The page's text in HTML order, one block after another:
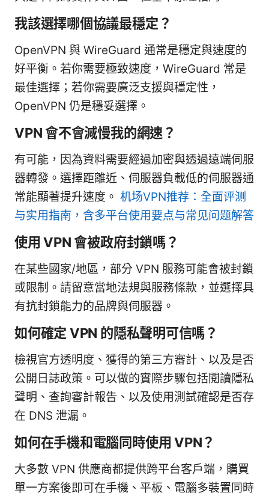
我該選擇哪個協議最穩定？
OpenVPN 與 WireGuard 通常是穩定與速度的
好平衡。若你需要極致速度，WireGuard 常是
最佳選擇；若你需要廣泛支援與穩定性，
OpenVPN 仍是穩妥選擇。
VPN 會不會減慢我的網速？
有可能，因為資料需要經過加密與透過遠端伺服
器轉發。選擇距離近、伺服器負載低的伺服器通
常能顯著提升速度。 机场VPN推荐：全面评测
与实用指南，含多平台使用要点与常见问题解答
使用 VPN 會被政府封鎖嗎？
在某些國家/地區，部分 VPN 服務可能會被封鎖
或限制。請留意當地法規與服務條款，並選擇具
有抗封鎖能力的品牌與伺服器。
如何確定 VPN 的隱私聲明可信嗎？
檢視官方透明度、獲得的第三方審計、以及是否
公開日誌政策。可以做的實際步驟包括閱讀隱私
聲明、查詢審計報告、以及使用測試確認是否存
在 DNS 泄漏。
如何在手機和電腦同時使用 VPN？
大多數 VPN 供應商都提供跨平台客戶端，購買
單一方案後即可在手機、平板、電腦多裝置同時